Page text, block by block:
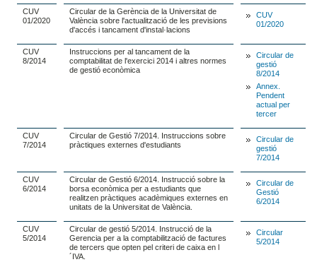
CUV
01/2020
Circular de la Gerència de la Universitat de
València sobre l'actualització de les previsions
d'accés i tancament d'instal·lacions
CUV
01/2020
CUV
8/2014
Instruccions per al tancament de la
comptabilitat de l'exercici 2014 i altres normes
de gestió econòmica
Circular de
gestió
8/2014
Annex.
Pendent
actual per
tercer
CUV
7/2014
Circular de Gestió 7/2014. Instruccions sobre
pràctiques externes d'estudiants
Circular de
gestió
7/2014
CUV
6/2014
Circular de Gestió 6/2014. Instrucció sobre la
borsa econòmica per a estudiants que
realitzen pràctiques acadèmiques externes en
unitats de la Universitat de València.
Circular de
Gestió
6/2014
CUV
5/2014
Circular de gestió 5/2014. Instrucció de la
Gerencia per a la comptabilització de factures
de tercers que opten pel criteri de caixa en l
´IVA.
Circular
5/2014